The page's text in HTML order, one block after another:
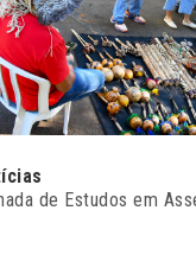
de Estudos em